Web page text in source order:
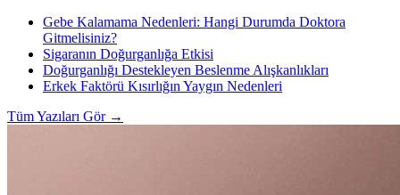
Gebe Kalamama Nedenleri: Hangi Durumda Doktora
Gitmelisiniz?
Sigaranın Doğurganlığa Etkisi
Doğurganlığı Destekleyen Beslenme Alışkanlıkları
Erkek Faktörü Kısırlığın Yaygın Nedenleri
Tüm Yazıları Gör →